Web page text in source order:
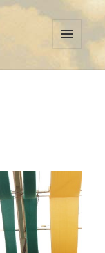
UND